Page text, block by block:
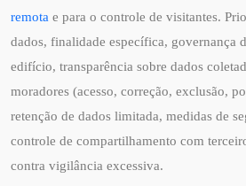
remota e para o controle de visitantes.
dados, finalidade específica, governança
edifício, transparência sobre dados
moradores (acesso, correção, exclusão,
retenção de dados limitada, medidas de
controle de compartilhamento com
contra vigilância excessiva.